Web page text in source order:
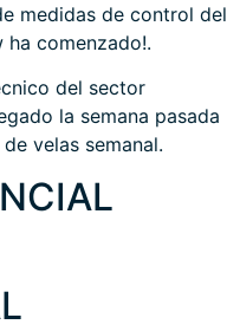
medidas de control del
comenzado!.
del sector
la semana pasada
velas semanal.